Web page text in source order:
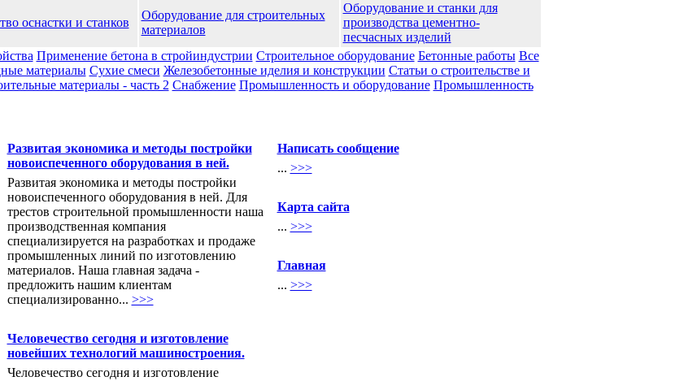
оснастки и станков
Оборудование для строительных
материалов
Оборудование и станки для
производства цементно-
песчасных изделий
Применение бетона в стройиндустрии Строительное оборудование Бетонные работы Все
материалы Сухие смеси Железобетонные иделия и конструкции Статьи о строительстве и
материалы - часть 2 Снабжение Промышленноcть и оборудование Промышленноcть
Развитая экономика и методы постройки
новоиспеченного оборудования в ней.
Развитая экономика и методы постройки
новоиспеченного оборудования в ней. Для
трестов строительной промышленности наша
производственная компания
специализируется на разработках и продаже
промышленных линий по изготовлению
материалов. Наша главная задача -
предложить нашим клиентам
специализированно... >>>
Человечество сегодня и изготовление
новейших технологий машиностроения.
Человечество сегодня и изготовление
Написать сообщение
... >>>
Карта сайта
... >>>
Главная
... >>>